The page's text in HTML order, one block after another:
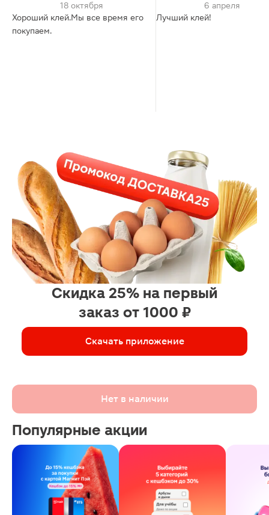
18 октября
Хороший клей.Мы все время его
покупаем.
6 апреля
Лучший клей!
Скидка 25% на первый
заказ от 1000 ₽
Скачать приложение
Нет в наличии
Популярные акции